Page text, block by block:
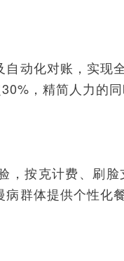
动化对账，实现
，精简人力的同
，按克计费、刷
群体提供个性化